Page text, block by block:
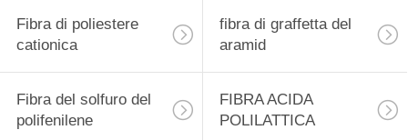
Fibra di poliestere
cationica
fibra di graffetta del
aramid
Fibra del solfuro del
polifenilene
FIBRA ACIDA
POLILATTICA